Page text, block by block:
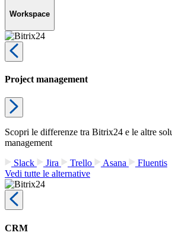
Workspace
Project management
Scopri le differenze tra Bitrix24 e le altre
management
Slack
Jira Trello Asana
Fluentis
Vedi tutte le alternative
CRM